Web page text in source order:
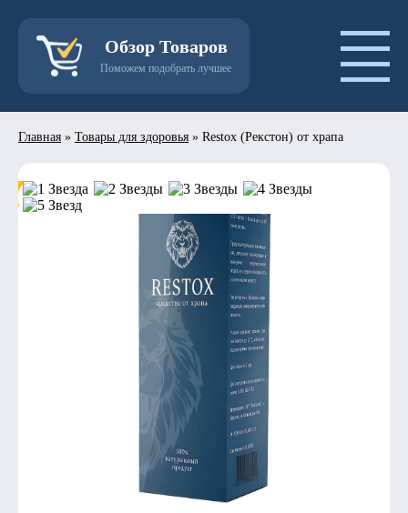
Обзор Товаров
Поможем подобрать лучшее
Главная » Товары для здоровья » Restox (Рекстон) от храпа
- 50%